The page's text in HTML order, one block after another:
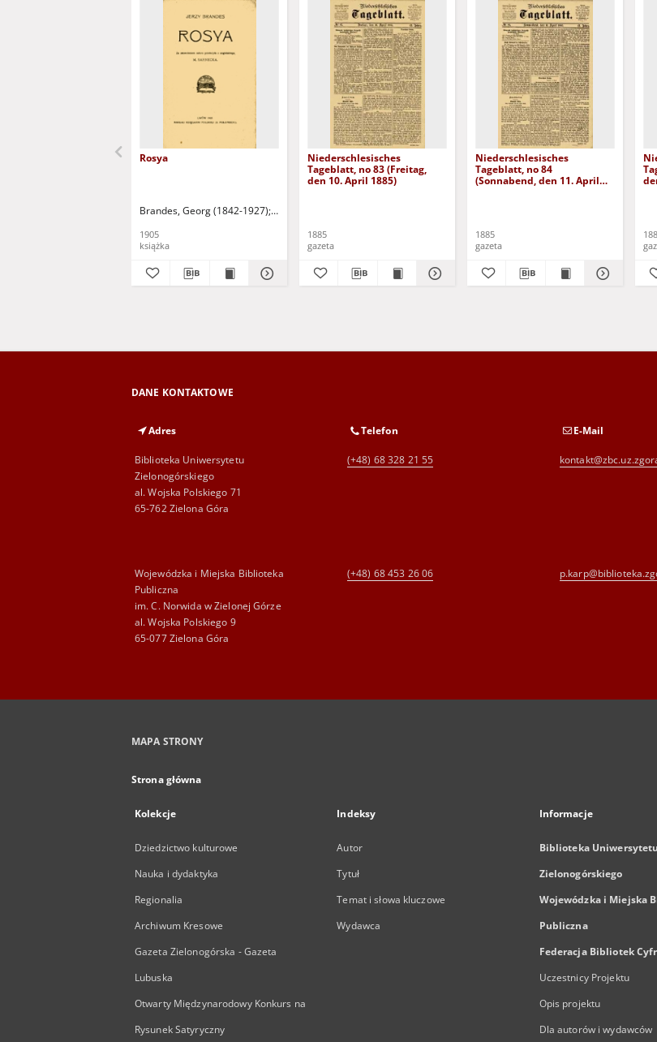
Rosya
Brandes, Georg (1842-1927) Sarnecka, M. - tł.
1905
książka
Niederschlesisches
Tageblatt, no 83 (Freitag,
den 10. April 1885)
1885
gazeta
Niederschlesisches
Tageblatt, no 84
(Sonnabend, den 11. April
1885
gazeta
DANE KONTAKTOWE
Adres
Biblioteka Uniwersytetu
Zielonogórskiego
al. Wojska Polskiego 71
65-762 Zielona Góra
Telefon
(+48) 68 328 21 55
E-Mail
Wojewódzka i Miejska Biblioteka
Publiczna
im. C. Norwida w Zielonej Górze
al. Wojska Polskiego 9
65-077 Zielona Góra
(+48) 68 453 26 06
MAPA STRONY
Strona główna
Kolekcje
Dziedzictwo kulturowe
Nauka i dydaktyka
Regionalia
Archiwum Kresowe
Gazeta Zielonogórska - Gazeta
Lubuska
Otwarty Międzynarodowy Konkurs na
Rysunek Satyryczny
Indeksy
Autor
Tytuł
Temat i słowa kluczowe
Wydawca
Informacje
Biblioteka Uniwersytetu
Zielonogórskiego
Wojewódzka i Miejska
Publiczna
Federacja Bibliotek
Uczestnicy Projektu
Opis projektu
Dla autorów i wydawców